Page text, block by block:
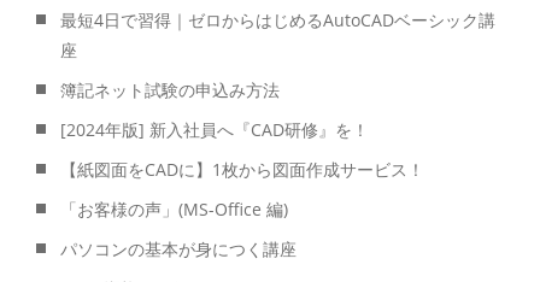
最短4日で習得｜ゼロからはじめるAutoCADベーシック講
座
簿記ネット試験の申込み方法
[2024年版] 新入社員へ『CAD研修』を！
【紙図面をCADに】1枚から図面作成サービス！
「お客様の声」(MS-Office 編)
パソコンの基本が身につく講座